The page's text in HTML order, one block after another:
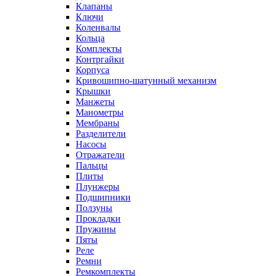
Клапаны
Ключи
Коленвалы
Кольца
Комплекты
Контргайки
Корпуса
Кривошипно-шатунный механизм
Крышки
Манжеты
Манометры
Мембраны
Разделители
Насосы
Отражатели
Пальцы
Плиты
Плунжеры
Подшипники
Ползуны
Прокладки
Пружины
Пяты
Реле
Ремни
Ремкомплекты